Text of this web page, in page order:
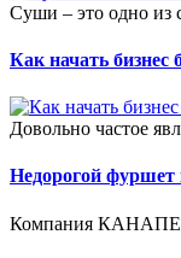
Суши – это одно из
Как начать бизнес
Довольно частое
Недорогой фуршет
Компания